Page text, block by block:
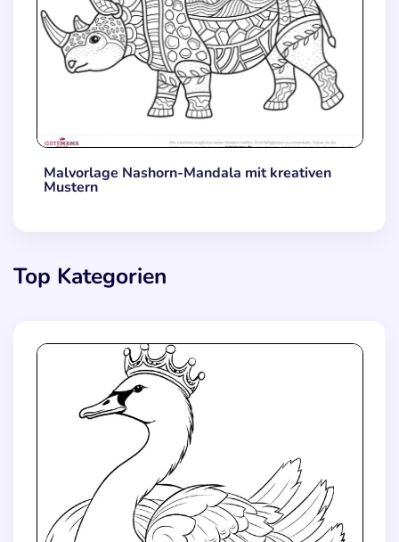
Malvorlage Nashorn-Mandala mit kreativen
Mustern
Top Kategorien